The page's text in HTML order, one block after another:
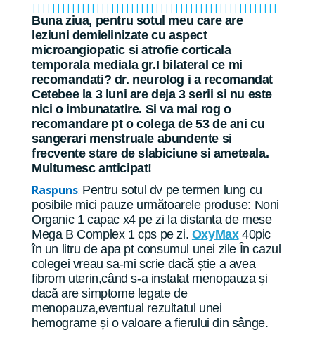
||||||||||||||||||||||||||||||||||||||||||||||||||
Buna ziua, pentru sotul meu care are
leziuni demielinizate cu aspect
microangiopatic si atrofie corticala
temporala mediala gr.I bilateral ce mi
recomandati? dr. neurolog i a recomandat
Cetebee la 3 luni are deja 3 serii si nu este
nici o imbunatatire. Si va mai rog o
recomandare pt o colega de 53 de ani cu
sangerari menstruale abundente si
frecvente stare de slabiciune si ameteala.
Multumesc anticipat!
Raspuns: Pentru sotul dv pe termen lung cu
posibile mici pauze următoarele produse: Noni
Organic 1 capac x4 pe zi la distanta de mese
Mega B Complex 1 cps pe zi. OxyMax40pic
în un litru de apa pt consumul unei zile În cazul
colegei vreau sa-mi scrie dacă știe a avea
fibrom uterin,când s-a instalat menopauza și
dacă are simptome legate de
menopauza,eventual rezultatul unei
hemograme și o valoare a fierului din sânge.